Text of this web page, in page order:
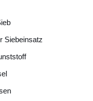
Siebeinsatz